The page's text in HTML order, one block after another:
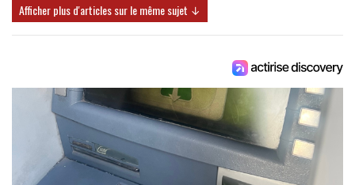
Afficher plus d'articles sur le même sujet ↓